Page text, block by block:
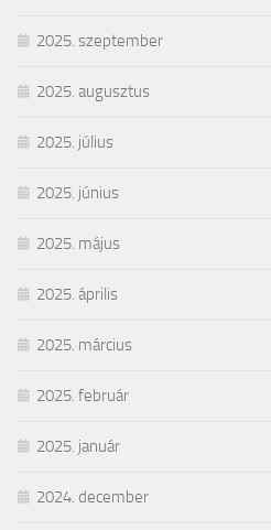
2025. szeptember
2025. augusztus
2025. július
2025. június
2025. május
2025. április
2025. március
2025. február
2025. január
2024. december